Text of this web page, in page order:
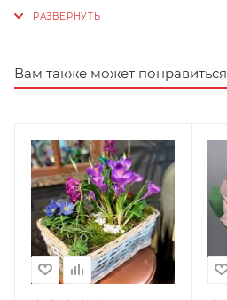
Вам также может понравиться